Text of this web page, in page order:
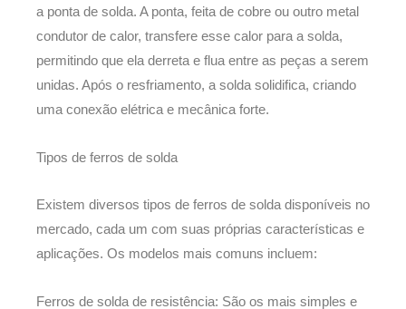
a ponta de solda. A ponta, feita de cobre ou outro metal
condutor de calor, transfere esse calor para a solda,
permitindo que ela derreta e flua entre as peças a serem
unidas. Após o resfriamento, a solda solidifica, criando
uma conexão elétrica e mecânica forte.
Tipos de ferros de solda
Existem diversos tipos de ferros de solda disponíveis no
mercado, cada um com suas próprias características e
aplicações. Os modelos mais comuns incluem:
Ferros de solda de resistência: São os mais simples e